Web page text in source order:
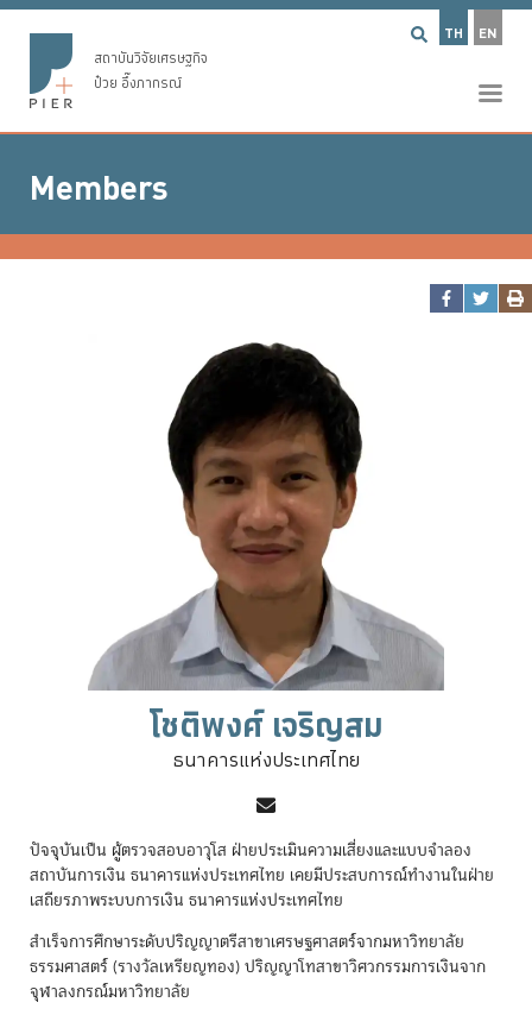
TH EN
สถาบันวิจัยเศรษฐกิจ
ป๋วย อึ๊งภากรณ์
Members
โชติพงศ์ เจริญสม
ธนาคารแห่งประเทศไทย
ปัจจุบันเป็น ผู้ตรวจสอบอาวุโส ฝ่ายประเมินความเสี่ยงและแบบจำลอง
สถาบันการเงิน ธนาคารแห่งประเทศไทย เคยมีประสบการณ์ทำงานในฝ่าย
เสถียรภาพระบบการเงิน ธนาคารแห่งประเทศไทย
สำเร็จการศึกษาระดับปริญญาตรีสาขาเศรษฐศาสตร์จากมหาวิทยาลัย
ธรรมศาสตร์ (รางวัลเหรียญทอง) ปริญญาโทสาขาวิศวกรรมการเงินจาก
จุฬาลงกรณ์มหาวิทยาลัย